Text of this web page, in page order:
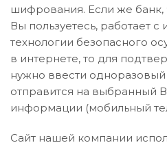
шифрования. Если же банк,
Вы пользуетесь, работает
технологии безопасного
в интернете, то для
нужно ввести
отправится на выбранный
информации (мобильный
Сайт нашей компании